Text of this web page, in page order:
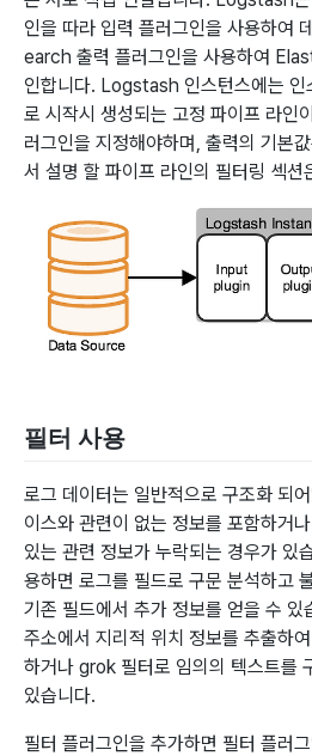
인을 따라 입력 플러그인을 사용하여
earch 출력 플러그인을 사용하여
인합니다. Logstash 인스턴스에는 인
로 시작시 생성되는 고정 파이프 라인
러그인을 지정해야하며, 출력의 기본
서 설명 할 파이프 라인의 필터링 섹션
필터 사용
로그 데이터는 일반적으로 구조화 되
이스와 관련이 없는 정보를 포함하거
있는 관련 정보가 누락되는 경우가 있
용하면 로그를 필드로 구문 분석하고
기존 필드에서 추가 정보를 얻을 수
주소에서 지리적 위치 정보를 추출하
하거나 grok 필터로 임의의 텍스트를
있습니다.
필터 플러그인을 추가하면 필터 플러